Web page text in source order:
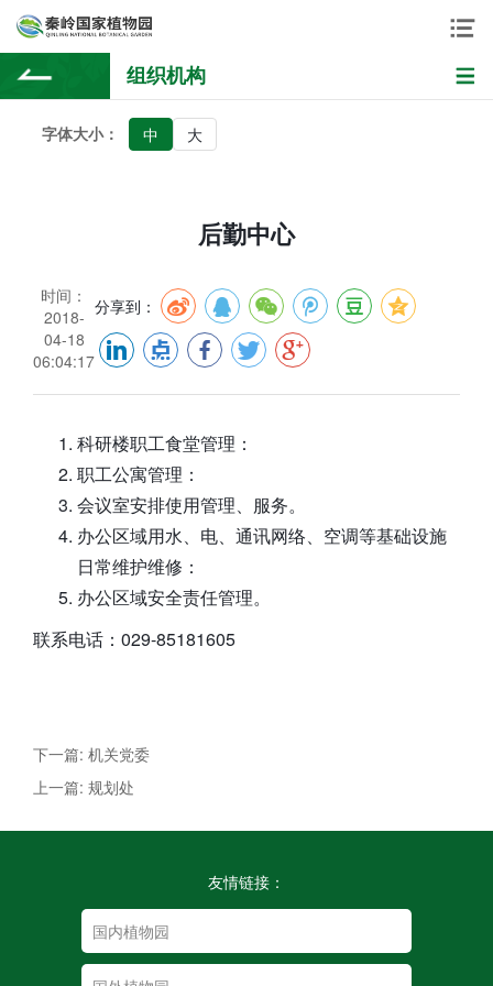
组织机构
字体大小： 中 大
后勤中心
时间：
2018-
04-18
06:04:17
分享到：
科研楼职工食堂管理：
职工公寓管理：
会议室安排使用管理、服务。
办公区域用水、电、通讯网络、空调等基础设施
日常维护维修：
办公区域安全责任管理。
联系电话：029-85181605
下一篇: 机关党委
上一篇: 规划处
友情链接：